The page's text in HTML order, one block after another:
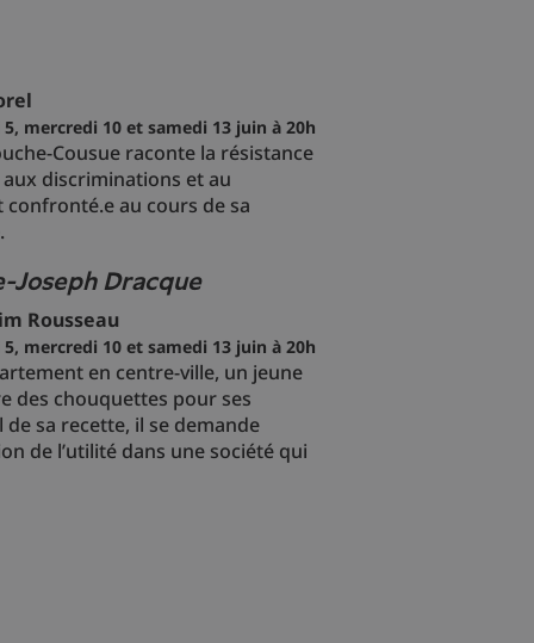
mercredi 10 et samedi 13 juin à 20h
Cousue raconte la résistance
aux discriminations et au
au cours de sa
Joseph Dracque
Rousseau
mercredi 10 et samedi 13 juin à 20h
en centre-ville, un jeune
des chouquettes pour ses
sa recette, il se demande
de l’utilité dans une société qui